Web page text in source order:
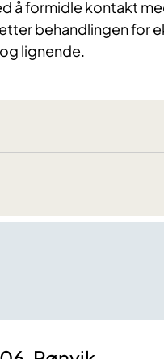
å formidle kontakt
behandlingen for
lignende.